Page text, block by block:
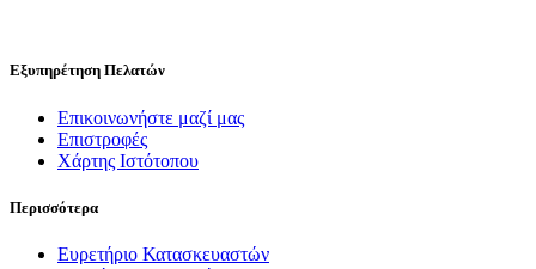
Εξυπηρέτηση Πελατών
Επικοινωνήστε μαζί μας
Επιστροφές
Χάρτης Ιστότοπου
Περισσότερα
Ευρετήριο Κατασκευαστών